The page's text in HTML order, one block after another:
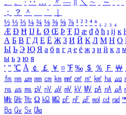
、
。 · ‥ … ¨ 〃 ― ＼ ∼ ´ ～ ˇ ˘ ˝
；
？ ＾ ｀
½ ⅓ ⅔ ¼ ¾ ⅛ ⅜ ⅝ ⅞ ¹ ² ³ ⁴ ⁿ ₁ ₂ ₃ ₄
Æ Ð Ħ Ĳ Ł Ø Œ Þ Ŧ Ŋ æ đ ð ħ ı ĳ ĸ ŀ
А Б В Г Д Е Ё Ж З И Й К Л М Н О
Ы Ь Э Ю Я а б в г д е ё ж з и й к л
ы ь э ю я
′ ″ ℃ Å ￠ ￡ ￥ ¤ ℉ ‰ ＄ ％ Ｆ ￦
㎙ ㎚ ㎛ ㎜ ㎝ ㎞ ㎟ ㎠ ㎡ ㎢ ㏊ ㎍
㎱ ㎲ ㎳ ㎴ ㎵ ㎶ ㎷ ㎸ ㎹ ㎀ ㎁ ㎂
㎒ ㎓ ㎔ Ω ㏀ ㏁ ㎊ ㎋ ㎌ ㏖ ㏅ ㎭
㏃ ㏉ ㏜ ㏆